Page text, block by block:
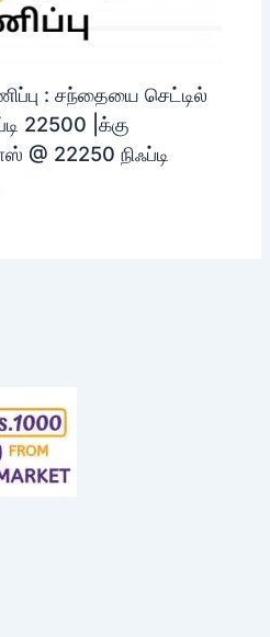
: சந்தையை செட்டில்
22500 |க்கு
@ 22250 நிஃப்டி